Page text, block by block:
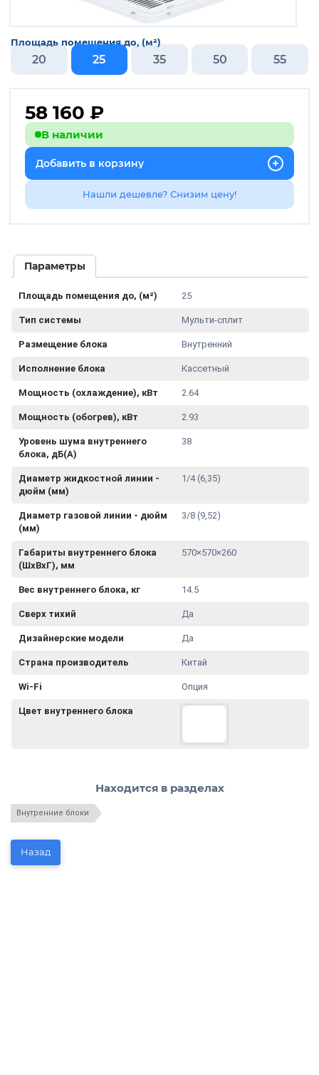
Площадь помещения до, (м²)
20 25 35 50 55
58 160 ₽
В наличии
Добавить в корзину
Нашли дешевле? Снизим цену!
Параметры
Площадь помещения до, (м²) 25
Тип системы Мульти-сплит
Размещение блока Внутренний
Исполнение блока Кассетный
Мощность (охлаждение), кВт 2.64
Мощность (обогрев), кВт 2.93
Уровень шума внутреннего
блока, дБ(А)
38
Диаметр жидкостной линии -
дюйм (мм)
1/4 (6,35)
Диаметр газовой линии - дюйм
(мм)
3/8 (9,52)
Габариты внутреннего блока
(ШхВхГ), мм
570×570×260
Вес внутреннего блока, кг 14.5
Сверх тихий Да
Дизайнерские модели Да
Страна производитель Китай
Wi-Fi Опция
Цвет внутреннего блока
Находится в разделах
Внутренние блоки
Назад